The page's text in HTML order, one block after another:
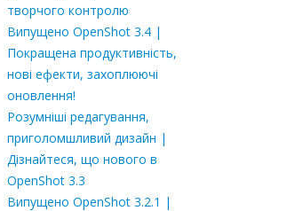
творчого контролю
Випущено OpenShot 3.4 |
Покращена продуктивність,
нові ефекти, захоплюючі
оновлення!
Розумніші редагування,
приголомшливий дизайн |
Дізнайтеся, що нового в
OpenShot 3.3
Випущено OpenShot 3.2.1 |